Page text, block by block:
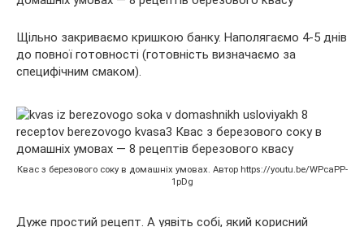
Щільно закриваємо кришкою банку. Наполягаємо 4-5 днів
до повної готовності (готовність визначаємо за
специфічним смаком).
Квас з березового соку в домашніх умовах. Автор https://youtu.be/WPcaPP-
1pDg
Дуже простий рецепт. А уявіть собі, який корисний